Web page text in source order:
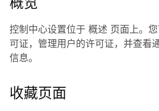
控制中心设置位于 概述 页面上。
可证，管理用户的许可证，并查看
信息。
收藏页面